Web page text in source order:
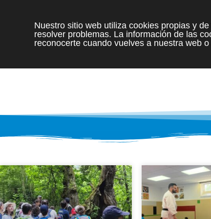
Nuestro sitio web utiliza cookies propias y
resolver problemas. La información de las
reconocerte cuando vuelves a nuestra web